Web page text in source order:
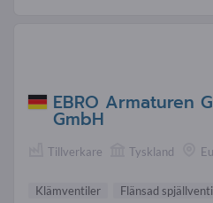
EBRO Armaturen
GmbH
Tillverkare Tyskland
Klämventiler Flänsad